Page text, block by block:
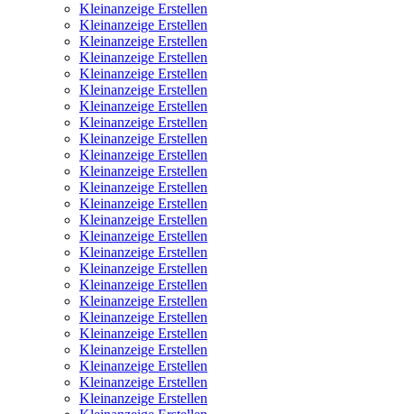
Kleinanzeige Erstellen
Kleinanzeige Erstellen
Kleinanzeige Erstellen
Kleinanzeige Erstellen
Kleinanzeige Erstellen
Kleinanzeige Erstellen
Kleinanzeige Erstellen
Kleinanzeige Erstellen
Kleinanzeige Erstellen
Kleinanzeige Erstellen
Kleinanzeige Erstellen
Kleinanzeige Erstellen
Kleinanzeige Erstellen
Kleinanzeige Erstellen
Kleinanzeige Erstellen
Kleinanzeige Erstellen
Kleinanzeige Erstellen
Kleinanzeige Erstellen
Kleinanzeige Erstellen
Kleinanzeige Erstellen
Kleinanzeige Erstellen
Kleinanzeige Erstellen
Kleinanzeige Erstellen
Kleinanzeige Erstellen
Kleinanzeige Erstellen